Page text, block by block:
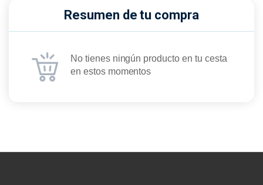
Resumen de tu compra
No tienes ningún producto en tu cesta
en estos momentos